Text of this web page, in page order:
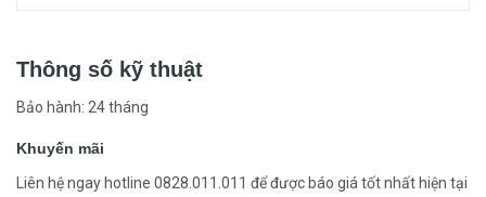
Thông số kỹ thuật
Bảo hành: 24 tháng
Khuyến mãi
Liên hệ ngay hotline 0828.011.011 để được báo giá tốt nhất hiện tại